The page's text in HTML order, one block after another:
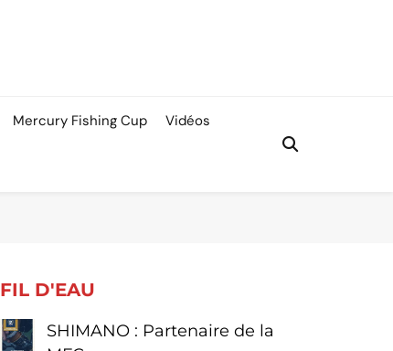
Mercury Fishing Cup Vidéos
FIL D'EAU
SHIMANO : Partenaire de la